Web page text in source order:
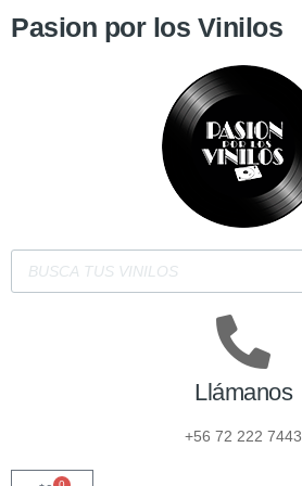
Pasion por los Vinilos
Llámanos
+56 72 222 7443